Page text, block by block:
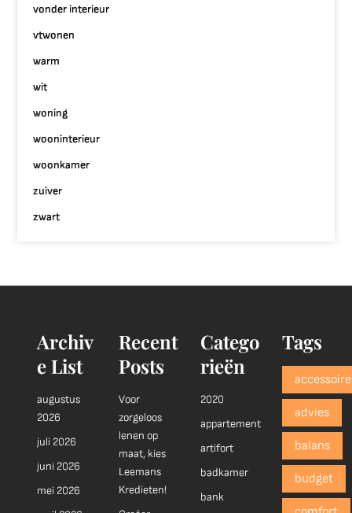
vonder interieur
vtwonen
warm
wit
woning
wooninterieur
woonkamer
zuiver
zwart
Archiv
e List
augustus
2026
juli 2026
juni 2026
mei 2026
Recent
Posts
Voor
zorgeloos
lenen op
maat, kies
Leemans
Kredieten!
Catego
rieën
2020
appartement
artifort
badkamer
bank
Tags
advies
balans
budget